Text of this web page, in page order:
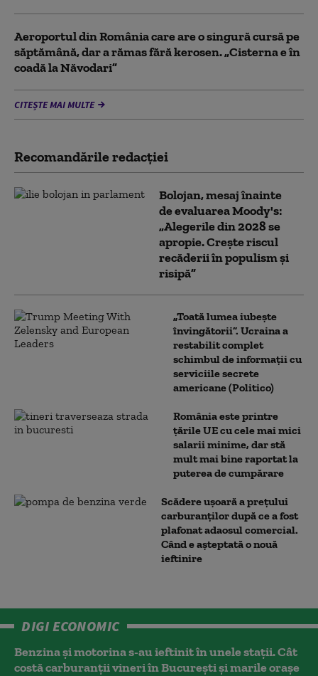
Aeroportul din România care are o singură cursă pe
săptămână, dar a rămas fără kerosen. „Cisterna e în
coadă la Năvodari”
CITEȘTE MAI MULTE
Recomandările redacţiei
Bolojan, mesaj înainte
de evaluarea Moody's:
„Alegerile din 2028 se
apropie. Crește riscul
recăderii în populism și
risipă”
„Toată lumea iubește
învingătorii”. Ucraina a
restabilit complet
schimbul de informații cu
serviciile secrete
americane (Politico)
România este printre
țările UE cu cele mai mici
salarii minime, dar stă
mult mai bine raportat la
puterea de cumpărare
Scădere ușoară a prețului
carburanților după ce a fost
plafonat adaosul comercial.
Când e așteptată o nouă
ieftinire
DIGI ECONOMIC
Benzina și motorina s-au ieftinit în unele stații. Cât
costă carburanții vineri în București și marile orașe